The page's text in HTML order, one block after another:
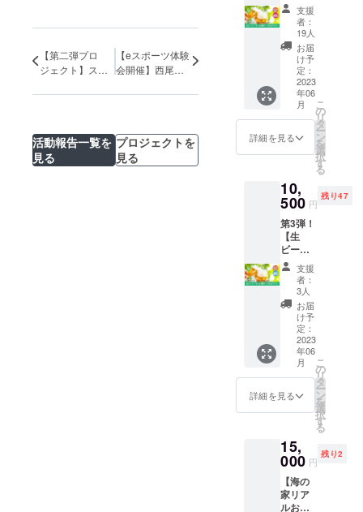
【第二弾プロ
ジェクト】ス
た！！生ビール
【eスポーツ体験
会開催】西尾市
HADOが楽しめ
活動報告一覧を
見る
プロジェクトを
見る
る場合
があり
ます。
※海の家
に来る
たびに
何度で
も、
OLTAが
る限り
使用で
す。
（海の
家通常
営期間
中・営
業日の
み） ※
スプー
ンの紛
失・破
損・マ
ナーを
守った
利用が
できな
い場合
などは
権利が
消滅し
めた。
大学時
代より
茶道を
学んだ
経験を
活か
し、伝
つも多
くの方
く楽し
んでも
らえる
和食講
座、古
典芸能
の企画
などを
多数発
信して
いる。
2019年
11月
「G20
愛知・
外務大
臣会
食会場
の実績
を起点
に、更
に愛
知・名
Compa
ny ・原
材料 バ
ター
（国内
造）、
砂糖、
卵、カ
ター、
抹茶
生乳、
小麦
粉、
キャノ
ラー油
／乳化
剤（大
豆由
来）
＊一部
に卵・
小麦・
乳成
分・大
送方法
クロネ
便にて
発送 ・
賞味期
限 冷凍
（−１８
うなぎ/
三河湾
魚介類/
野菜な
ど）
※11：
00～
15：00
頃予定
・海の
家
「OLTA
ニュー
２品の
試食 ・
その他
メ
ニュー
全品半
額（ド
リンク/
その他
軽食）
OLTA ／
愛知県
西尾市
一色町
前田66
※ご支援
の日付
をお選
び下さ
い。 ※
実際の
し新鮮
なま
ま、段
ボール
に詰め
放題で
きる権
利で
す。 畑
は愛知
県西尾
ますの
で、実
に関し
まして
は、時
期によ
り収穫
できる
お野菜
のある
畑の住
所をご
支援者
様へ個
別でご
連絡さ
参加さ
れる方
ご自身
で収穫
（野菜
ター
ン！
【生
ビール
「ずっ
と無
料」に
なるグ
ラス】
当プロ
ジェク
アル
オープ
ンする
海の家
「OLTA
（オル
タ）」
で、生
ビール
が飲み
放題に
なる
「OLTA
」ロゴ
入りオ
リジナ
ルグラ
は初回
に佐久
越し頂
いた際
支援
者：
19人
お届
け予
定：
2023
年06
月
詳細を見る
こ
の
リ
タ
ー
ン
を
選
択
す
る
10,
500 円
残り47
第3弾！
【生
ビール
が
「ずっ
と無
料」に
なるグ
ラス】
当プロ
ジェク
トでリ
ニュー
アル
オープ
「OLTA
（オル
タ）」
で、生
ビール
支援
者：
3人
お届
け予
定：
2023
年06
月
詳細を見る
こ
の
リ
タ
ー
ン
を
選
択
す
る
15,
000 円
残り2
【海の
家リア
ルお店